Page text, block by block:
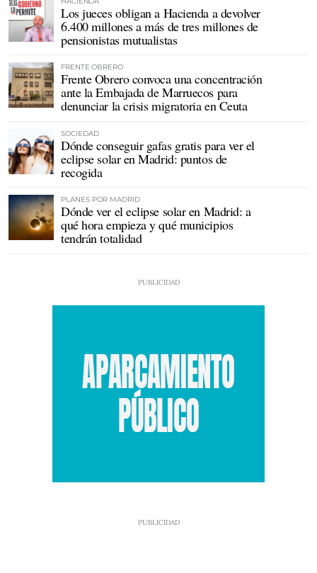
Los jueces obligan a Hacienda a devolver
6.400 millones a más de tres millones de
pensionistas mutualistas
FRENTE OBRERO
Frente Obrero convoca una concentración
ante la Embajada de Marruecos para
denunciar la crisis migratoria en Ceuta
SOCIEDAD
Dónde conseguir gafas gratis para ver el
eclipse solar en Madrid: puntos de
recogida
PLANES POR MADRID
Dónde ver el eclipse solar en Madrid: a
qué hora empieza y qué municipios
tendrán totalidad